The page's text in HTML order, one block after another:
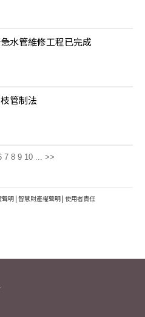
水管維修工程已完成
管制法
7 8 9 10 ... >>
聲明 | 智慧財產權聲明 | 使用者責任